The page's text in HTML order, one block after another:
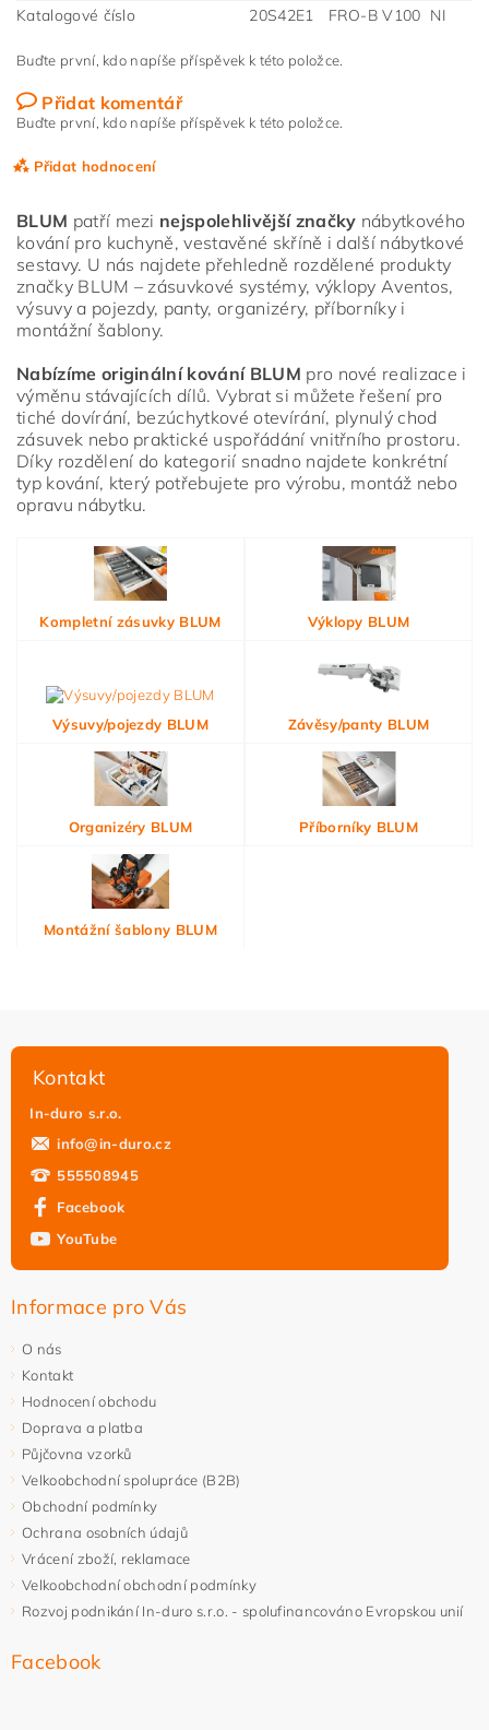
Katalogové číslo
20S42E1 FRO-B V100 NI
Buďte první, kdo napíše příspěvek k této položce.
Přidat komentář
Buďte první, kdo napíše příspěvek k této položce.
Přidat hodnocení
Vložením hodnocení souhlasíte s
osobních údajů
BLUM patří mezi nejspolehlivější značky nábytkového
kování pro kuchyně, vestavěné skříně i další nábytkové
sestavy. U nás najdete přehledně rozdělené produkty
značky BLUM – zásuvkové systémy, výklopy Aventos,
výsuvy a pojezdy, panty, organizéry, příborníky i
montážní šablony.
Nabízíme originální kování BLUM pro nové realizace i
výměnu stávajících dílů. Vybrat si můžete řešení pro
tiché dovírání, bezúchytkové otevírání, plynulý chod
zásuvek nebo praktické uspořádání vnitřního prostoru.
Díky rozdělení do kategorií snadno najdete konkrétní
typ kování, který potřebujete pro výrobu, montáž nebo
opravu nábytku.
Kompletní zásuvky BLUM Výklopy BLUM
Výsuvy/pojezdy BLUM Závěsy/panty BLUM
Organizéry BLUM Příborníky BLUM
Montážní šablony BLUM
Kontakt
In-duro s.r.o.
info@in-duro.cz
555508945
Facebook
YouTube
Informace pro Vás
O nás
Kontakt
Hodnocení obchodu
Doprava a platba
Půjčovna vzorků
Velkoobchodní spolupráce (B2B)
Obchodní podmínky
Ochrana osobních údajů
Vrácení zboží, reklamace
Velkoobchodní obchodní podmínky
Rozvoj podnikání In-duro s.r.o. - spolufinancováno Evropskou unií
Facebook